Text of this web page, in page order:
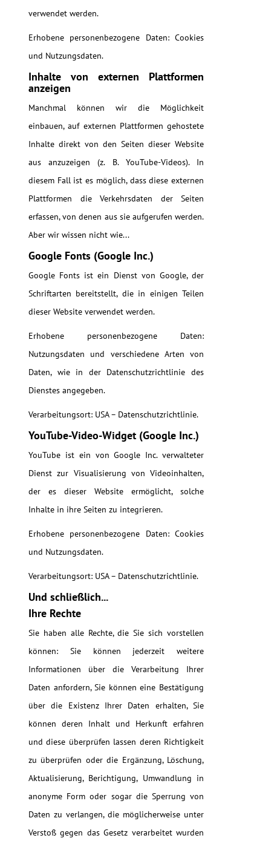
verwendet werden.
Erhobene personenbezogene Daten: Cookies
und Nutzungsdaten.
Inhalte von externen Plattformen
anzeigen
Manchmal können wir die Möglichkeit
einbauen, auf externen Plattformen gehostete
Inhalte direkt von den Seiten dieser Website
aus anzuzeigen (z. B. YouTube-Videos). In
diesem Fall ist es möglich, dass diese externen
Plattformen die Verkehrsdaten der Seiten
erfassen, von denen aus sie aufgerufen werden.
Aber wir wissen nicht wie...
Google Fonts (Google Inc.)
Google Fonts ist ein Dienst von Google, der
Schriftarten bereitstellt, die in einigen Teilen
dieser Website verwendet werden.
Erhobene personenbezogene Daten:
Nutzungsdaten und verschiedene Arten von
Daten, wie in der Datenschutzrichtlinie des
Dienstes angegeben.
Verarbeitungsort: USA – Datenschutzrichtlinie.
YouTube-Video-Widget (Google Inc.)
YouTube ist ein von Google Inc. verwalteter
Dienst zur Visualisierung von Videoinhalten,
der es dieser Website ermöglicht, solche
Inhalte in ihre Seiten zu integrieren.
Erhobene personenbezogene Daten: Cookies
und Nutzungsdaten.
Verarbeitungsort: USA – Datenschutzrichtlinie.
Und schließlich...
Ihre Rechte
Sie haben alle Rechte, die Sie sich vorstellen
können: Sie können jederzeit weitere
Informationen über die Verarbeitung Ihrer
Daten anfordern, Sie können eine Bestätigung
über die Existenz Ihrer Daten erhalten, Sie
können deren Inhalt und Herkunft erfahren
und diese überprüfen lassen deren Richtigkeit
zu überprüfen oder die Ergänzung, Löschung,
Aktualisierung, Berichtigung, Umwandlung in
anonyme Form oder sogar die Sperrung von
Daten zu verlangen, die möglicherweise unter
Verstoß gegen das Gesetz verarbeitet wurden